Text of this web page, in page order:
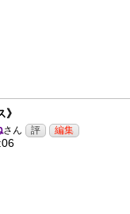
さん